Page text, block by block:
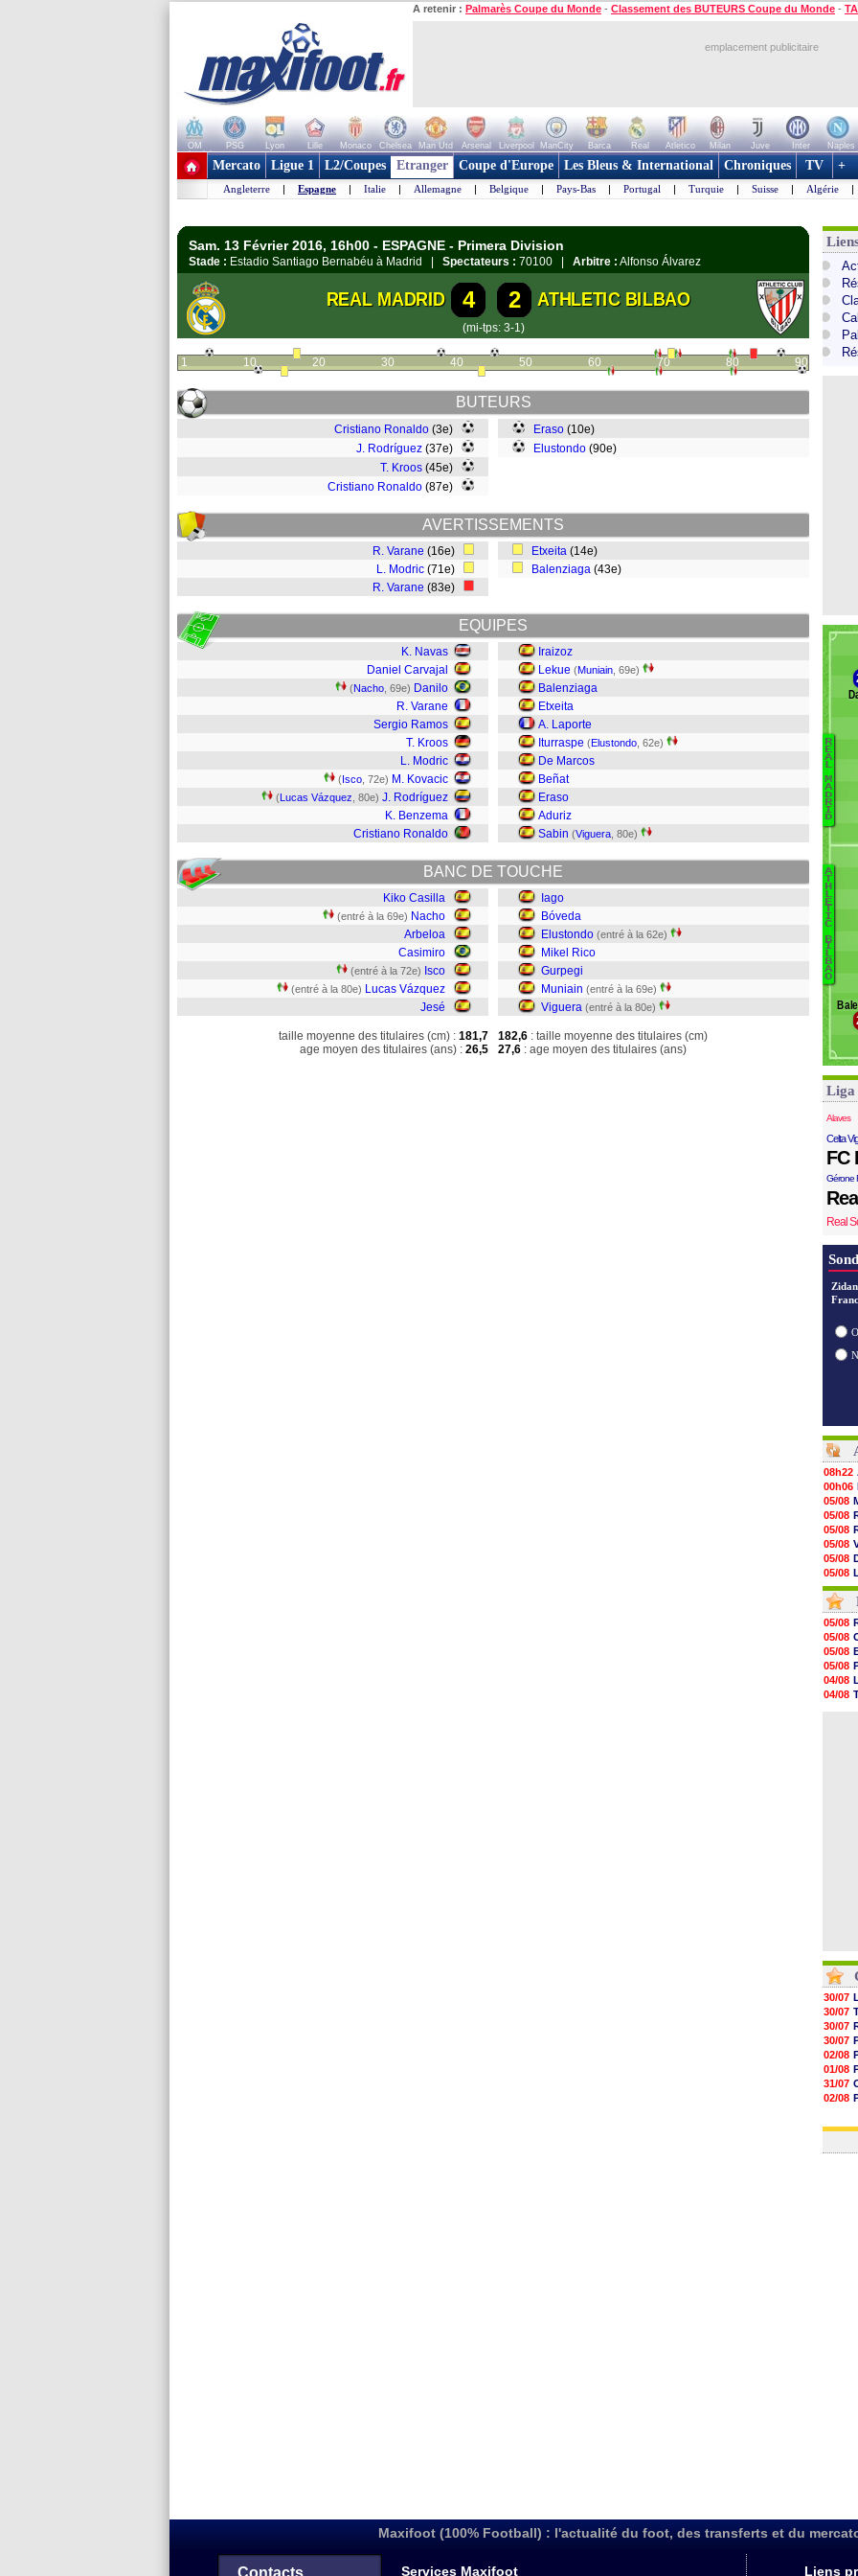
A retenir : Palmarès Coupe du Monde - Classement des BUTEURS Coupe du Monde -
emplacement publicitaire
OM PSG Lyon Lille Monaco Chelsea Man Utd Arsenal Liverpool ManCity Barca Real Atletico Milan Juve Inter Naples
+ de clubs
Mercato Ligue 1 L2/Coupes Etranger Coupe d'Europe Les Bleus & International Chroniques TV +
Angleterre | Espagne | Italie | Allemagne | Belgique | Pays-Bas | Portugal | Turquie | Suisse | Algérie |
Sam. 13 Février 2016, 16h00 - ESPAGNE - Primera Division
Stade : Estadio Santiago Bernabéu à Madrid | Spectateurs : 70100 | Arbitre : Alfonso Álvarez
REAL MADRID 4 2 ATHLETIC BILBAO
(mi-tps: 3-1)
1 10 20 30 40 50 60 70 80 90
BUTEURS
Cristiano Ronaldo (3e)
J. Rodríguez (37e)
T. Kroos (45e)
Cristiano Ronaldo (87e)
Eraso (10e)
Elustondo (90e)
AVERTISSEMENTS
R. Varane (16e)
L. Modric (71e)
R. Varane (83e)
Etxeita (14e)
Balenziaga (43e)
EQUIPES
K. Navas
Daniel Carvajal
(Nacho , 69e) Danilo
R. Varane
Sergio Ramos
T. Kroos
L. Modric
(Isco , 72e) M. Kovacic
(Lucas Vázquez , 80e) J. Rodríguez
K. Benzema
Cristiano Ronaldo
Iraizoz
Lekue (Muniain , 69e)
Balenziaga
Etxeita
A. Laporte
Iturraspe (Elustondo , 62e)
De Marcos
Beñat
Eraso
Aduriz
Sabin (Viguera , 80e)
BANC DE TOUCHE
Kiko Casilla
(entré à la 69e) Nacho
Arbeloa
Casimiro
(entré à la 72e) Isco
(entré à la 80e) Lucas Vázquez
Jesé
taille moyenne des titulaires (cm) : 181,7
age moyen des titulaires (ans) : 26,5
Iago
Bóveda
Elustondo (entré à la 62e)
Mikel Rico
Gurpegi
Muniain (entré à la 69e)
Viguera (entré à la 80e)
182,6 : taille moyenne des titulaires (cm)
27,6 : age moyen des titulaires (ans)
R
E
A
L
M
A
D
R
I
D
A
T
H
L
E
I
C
B
I
L
B
A
O
Liga
Alaves
Celta
FC
Gérone
Real
08h22
00h06
05/08
05/08
05/08
05/08
05/08
05/08
05/08
05/08
05/08
05/08
05/08
05/08
05/08
05/08
05/08
05/08
05/08
05/08
05/08
04/08
04/08
30/07
30/07
30/07
30/07
02/08
01/08
31/07
02/08
01/08
Maxifoot (100% Football) : l'actualité du foot, des transferts et du
Contacts Services Maxifoot Liens